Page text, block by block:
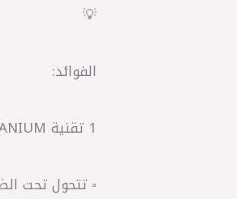
💡
الفوائد:
1 تقنية Fluid TITANIUM™:
◦ تتحول تحت